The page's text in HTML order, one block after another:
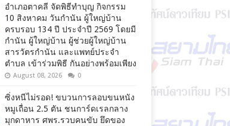
อำเภอตาคลี จัดพิธีทำบุญ กิจกรรม
10 สิงหาคม วันกำนัน ผู้ใหญ่บ้าน
ครบรอบ 134 ปี ประจำปี 2569 โดยมี
กำนัน ผู้ใหญ่บ้าน ผู้ช่วยผู้ใหญ่บ้าน
สารวัตรกำนัน และแพทย์ประจำ
ตำบล เข้าร่วมพิธี กันอย่างพร้อมเพียง
August 08, 2026 0
ซิ่งหนีไม่รอด! ขบวนการลอบขนหนัง
หมูเถื่อน 2.5 ตัน ชนการ์ดเรลกลาง
มุกดาหาร ศพร.รวบคนขับ ยึดของ